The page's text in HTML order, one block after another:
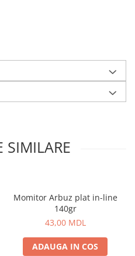
SIMILARE
Momitor Arbuz plat in-line
140gr
43,00 MDL
ADAUGA IN COS